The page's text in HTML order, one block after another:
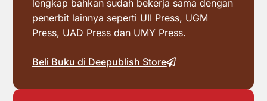
lengkap bahkan sudah bekerja sama dengan
penerbit lainnya seperti UII Press, UGM
Press, UAD Press dan UMY Press.
Beli Buku di Deepublish Store